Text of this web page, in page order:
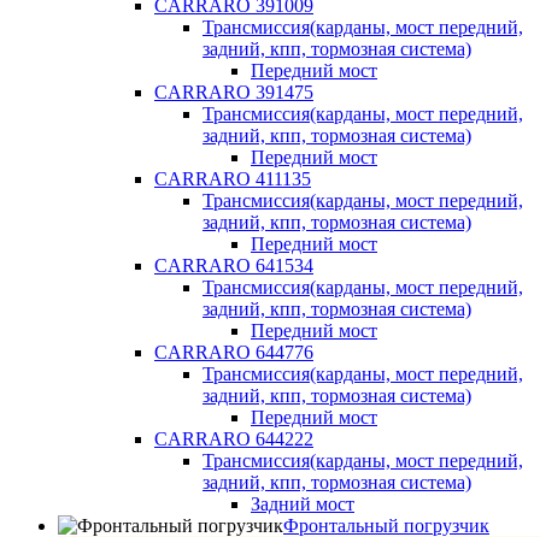
CARRARO 391009
Трансмиссия(карданы, мост передний,
задний, кпп, тормозная система)
Передний мост
CARRARO 391475
Трансмиссия(карданы, мост передний,
задний, кпп, тормозная система)
Передний мост
CARRARO 411135
Трансмиссия(карданы, мост передний,
задний, кпп, тормозная система)
Передний мост
CARRARO 641534
Трансмиссия(карданы, мост передний,
задний, кпп, тормозная система)
Передний мост
CARRARO 644776
Трансмиссия(карданы, мост передний,
задний, кпп, тормозная система)
Передний мост
CARRARO 644222
Трансмиссия(карданы, мост передний,
задний, кпп, тормозная система)
Задний мост
Фронтальный погрузчик